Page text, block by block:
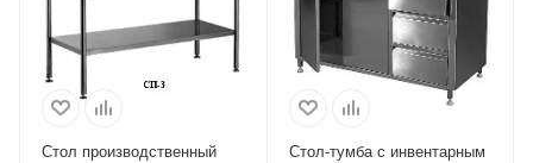
Стол производственный
Стол-тумба с инвентарным